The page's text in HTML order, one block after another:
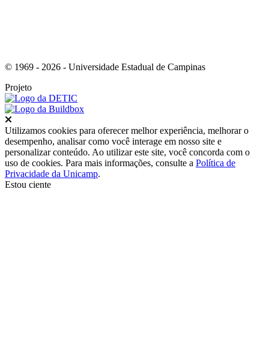
© 1969 - 2026 - Universidade Estadual de Campinas
Projeto
Utilizamos cookies para oferecer melhor experiência, melhorar o
desempenho, analisar como você interage em nosso site e
personalizar conteúdo. Ao utilizar este site, você concorda com o
uso de cookies. Para mais informações, consulte a Política de
Privacidade da Unicamp.
Estou ciente